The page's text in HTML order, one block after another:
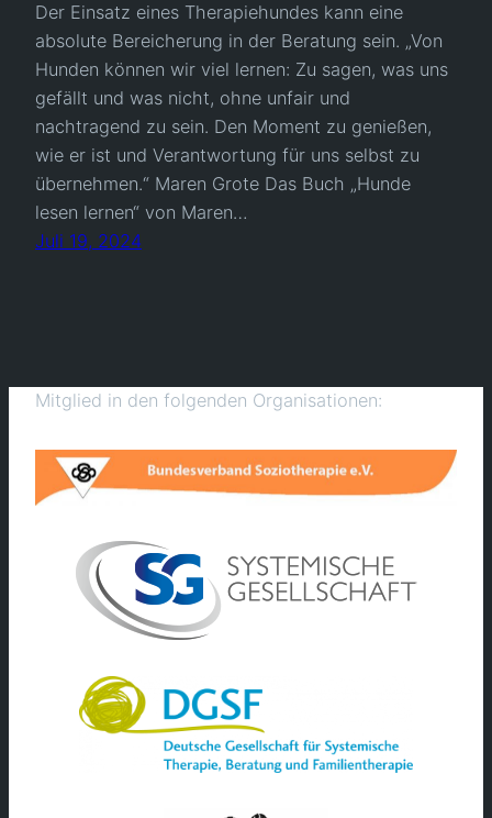
Der Einsatz eines Therapiehundes kann eine
absolute Bereicherung in der Beratung sein. „Von
Hunden können wir viel lernen: Zu sagen, was uns
gefällt und was nicht, ohne unfair und
nachtragend zu sein. Den Moment zu genießen,
wie er ist und Verantwortung für uns selbst zu
übernehmen.“ Maren Grote Das Buch „Hunde
lesen lernen“ von Maren…
Juli 19, 2024
Mitglied in den folgenden Organisationen: